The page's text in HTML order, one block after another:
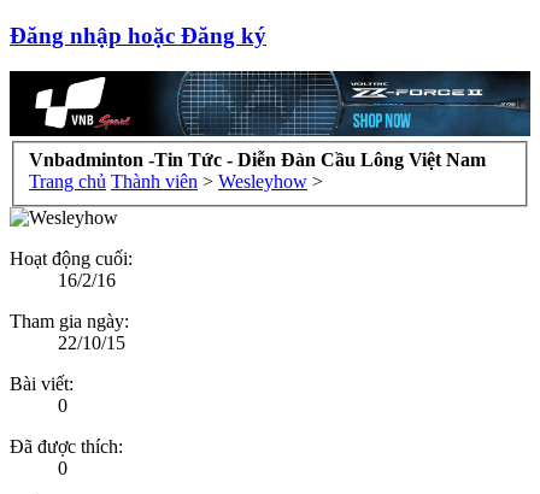
Đăng nhập hoặc Đăng ký
Vnbadminton -Tin Tức - Diễn Đàn Cầu Lông Việt Nam
Trang chủ Thành viên > Wesleyhow >
Hoạt động cuối:
16/2/16
Tham gia ngày:
22/10/15
Bài viết:
0
Đã được thích:
0